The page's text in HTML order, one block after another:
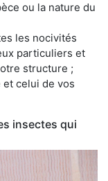
ou la nature du
les nocivités
particuliers et
structure ;
celui de vos
insectes qui